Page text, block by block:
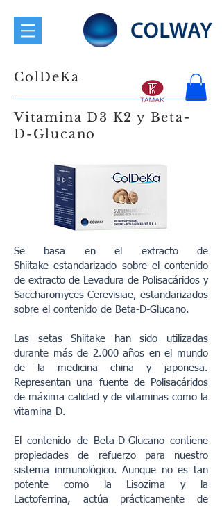
Se basa en el extracto de
Shiitake estandarizado sobre el contenido
de extracto de Levadura de Polisacáridos y
Saccharomyces Cerevisiae, estandarizados
sobre el contenido de Beta-D-Glucano.
Las setas Shiitake han sido utilizadas
durante más de 2.000 años en el mundo
de la medicina china y japonesa.
Representan una fuente de Polisacáridos
de máxima calidad y de vitaminas como la
vitamina D.
El contenido de Beta-D-Glucano contiene
propiedades de refuerzo para nuestro
sistema inmunológico. Aunque no es tan
potente como la Lisozima y la
Lactoferrina, actúa prácticamente de
ColDeKa
Vitamina D3 K2 y Beta-
D-Glucano